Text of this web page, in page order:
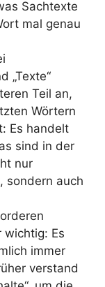
Sachtexte
mal genau
„Texte“
Teil an,
Wörtern
Es handelt
sind in der
nur
sondern auch
wichtig: Es
immer
verstand